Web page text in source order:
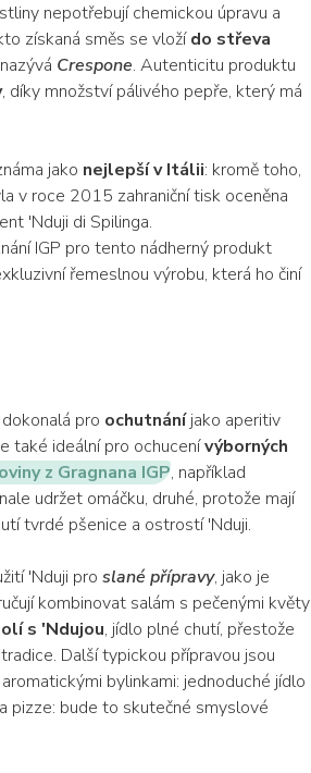
nepotřebují chemickou úpravu a
získaná směs se vložído střeva
Crespone. Autenticitu produktu
, díky množství pálivého pepře, který má
jako nejlepší v Itálii: kromě toho,
v roce 2015 zahraniční tisk oceněna
'Nduji di Spilinga.
IGP pro tento nádherný produkt
řemeslnou výrobu, která ho činí
dokonalá pro ochutnáníjako aperitiv
také ideální pro ochucenívýborných
z Gragnana IGP, například
udržet omáčku, druhé, protože mají
tvrdé pšenice a ostrostí 'Nduji.
'Nduji pro slané přípravy, jako je
kombinovat salám s pečenými květy
s 'Ndujou, jídlo plné chutí, přestože
Další typickou přípravou jsou
bylinkami: jednoduché jídlo
pizze: bude to skutečné smyslové